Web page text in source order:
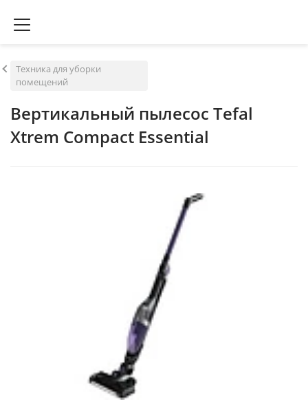
Техника для уборки
помещений
Вертикальный пылесос Tefal
Xtrem Compact Essential